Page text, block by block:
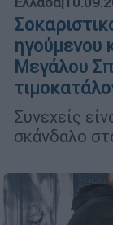
ηγούμενου
Μεγάλου
Συνεχείς
σκάνδαλο